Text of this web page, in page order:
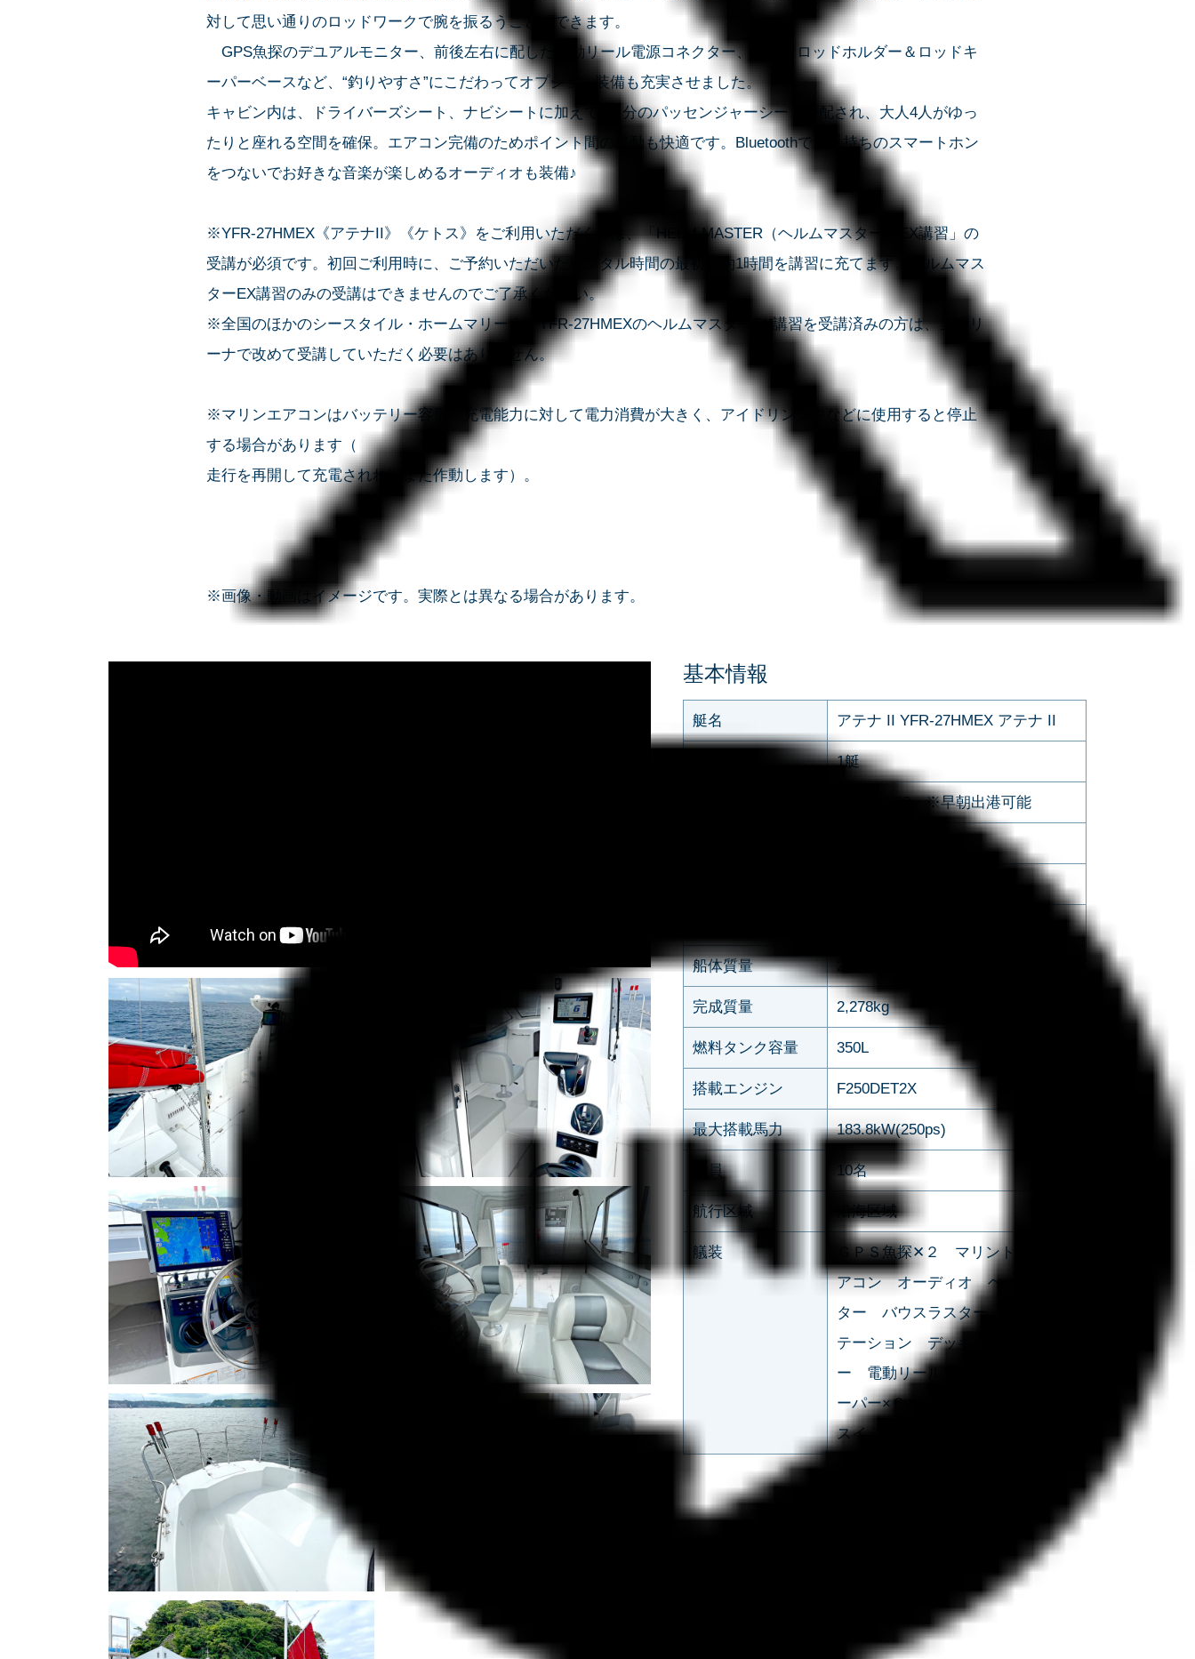
対して思い通りのロッドワークで腕を振るうことができます。
GPS魚探のデユアルモニター、前後左右に配した電動リール電源コネクター、豊富なロッドホルダー＆ロッドキ
ーパーベースなど、“釣りやすさ”にこだわってオプション装備も充実させました。
キャビン内は、ドライバーズシート、ナビシートに加えて2名分のパッセンジャーシートが配され、大人4人がゆっ
たりと座れる空間を確保。エアコン完備のためポイント間の移動も快適です。Bluetoothでお手持ちのスマートホン
をつないでお好きな音楽が楽しめるオーディオも装備♪
※YFR-27HMEX《アテナII》《ケトス》をご利用いただくには、「HELM MASTER（ヘルムマスター）EX講習」の
受講が必須です。初回ご利用時に、ご予約いただいたレンタル時間の最初の約1時間を講習に充てます。ヘルムマス
ターEX講習のみの受講はできませんのでご了承ください。
※全国のほかのシースタイル・ホームマリーナでYFR-27HMEXのヘルムマスターEX講習を受講済みの方は、当マリ
ーナで改めて受講していただく必要はありません。
※マリンエアコンはバッテリー容量・充電能力に対して電力消費が大きく、アイドリング中などに使用すると停止
する場合があります（
走行を再開して充電されればまた作動します）。
※画像・動画はイメージです。実際とは異なる場合があります。
基本情報
艇名 アテナ II YFR-27HMEX アテナ II
1艇
9:00~16:00 ※早朝出港可能
船体質量
完成質量 2,278kg
燃料タンク容量 350L
搭載エンジン F250DET2X
最大搭載馬力 183.8kW(250ps)
定員 10名
航行区域 沿海区域
艤装
ＧＰＳ魚探✕２ マリントイレ エ
アコン オーディオ ヘルムマス
ター バウスラスター アフトス
テーション デッキウォッシャ
ー 電動リール電源✕４ ロッドキ
ーパー×６ ロッドホルダー×12
スイミングラダー いけす利用可